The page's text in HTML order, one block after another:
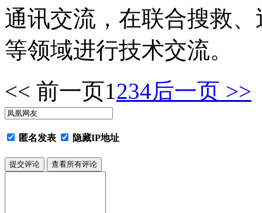
通讯交流，在联合搜救
等领域进行技术交流。
<< 前一页1234后一页 >>
匿名发表 隐藏IP地址